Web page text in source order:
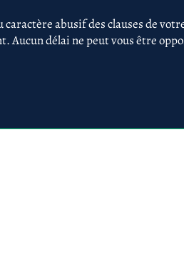
abusif des clauses de
Aucun délai ne peut vous être